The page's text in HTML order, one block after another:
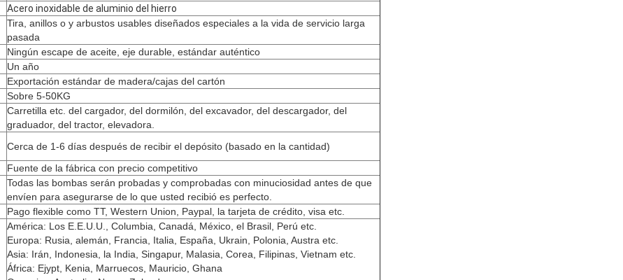
Acero inoxidable de aluminio del hierro
Tira, anillos o y arbustos usables diseñados especiales a la vida de servicio larga
pasada
Ningún escape de aceite, eje durable, estándar auténtico
Un año
Exportación estándar de madera/cajas del cartón
Sobre 5-50KG
Carretilla etc. del cargador, del dormilón, del excavador, del descargador, del
graduador, del tractor, elevadora.
Cerca de 1-6 días después de recibir el depósito (basado en la cantidad)
Fuente de la fábrica con precio competitivo
Todas las bombas serán probadas y comprobadas con minuciosidad antes de que
envíen para asegurarse de lo que usted recibió es perfecto.
Pago flexible como TT, Western Union, Paypal, la tarjeta de crédito, visa etc.
América: Los E.E.U.U., Columbia, Canadá, México, el Brasil, Perú etc.
Europa: Rusia, alemán, Francia, Italia, España, Ukrain, Polonia, Austra etc.
Asia: Irán, Indonesia, la India, Singapur, Malasia, Corea, Filipinas, Vietnam etc.
África: Ejypt, Kenia, Marruecos, Mauricio, Ghana